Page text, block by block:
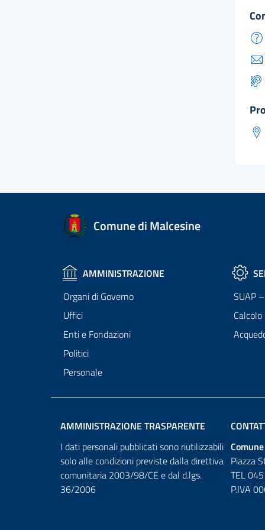
Comune di Malcesine
AMMINISTRAZIONE
Organi di Governo
Uffici
Enti e Fondazioni
Politici
Personale
SUAP
AMMINISTRAZIONE TRASPARENTE
I dati personali pubblicati sono riutilizzabili
solo alle condizioni previste dalla direttiva
comunitaria 2003/98/CE e dal d.lgs.
36/2006
Piazza
TEL
P.IVA